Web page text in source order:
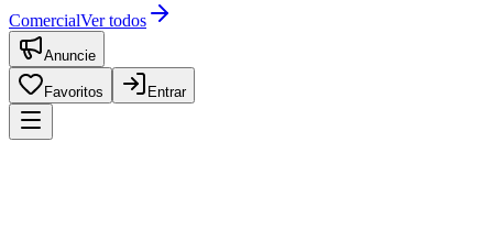
ComercialVer todos
Anuncie
Favoritos Entrar